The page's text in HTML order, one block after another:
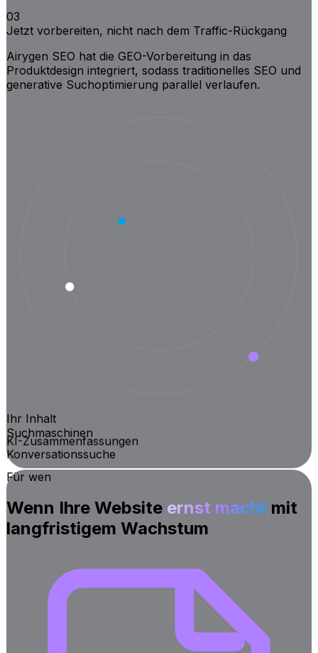
03
Jetzt vorbereiten, nicht nach dem Traffic-Rückgang
Airygen SEO hat die GEO-Vorbereitung in das
Produktdesign integriert, sodass traditionelles SEO und
generative Suchoptimierung parallel verlaufen.
Ihr Inhalt
Suchmaschinen
KI-Zusammenfassungen
Konversationssuche
Für wen
Wenn Ihre Website ernst macht mit
langfristigem Wachstum